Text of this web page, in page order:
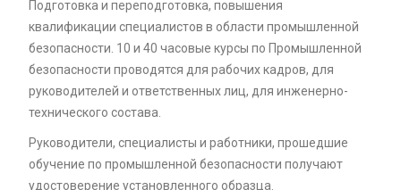
Подготовка и переподготовка, повышения
квалификации специалистов в области промышленной
безопасности. 10 и 40 часовые курсы по Промышленной
безопасности проводятся для рабочих кадров, для
руководителей и ответственных лиц, для инженерно-
технического состава.
Руководители, специалисты и работники, прошедшие
обучение по промышленной безопасности получают
удостоверение установленного образца.